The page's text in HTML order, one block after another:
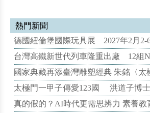
熱門新聞
德國紐倫堡國際玩具展 2027年2月2-
台灣高鐵新世代列車隆重出廠 12組
國家典藏再添臺灣雕塑經典 朱銘〈
太極門一甲子傳愛123國 洪道子博
真的假的？AI時代更需思辨力 素養